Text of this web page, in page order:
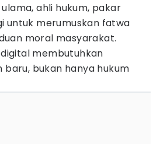
ahli hukum, pakar
untuk merumuskan fatwa
moral masyarakat.
membutuhkan
baru, bukan hanya hukum